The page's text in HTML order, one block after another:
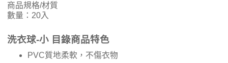
商品規格/材質
數量：20入
洗衣球-小 目錄商品特色
PVC質地柔軟，不傷衣物